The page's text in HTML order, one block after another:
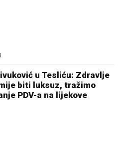
u Tesliću: Zdravlje
biti luksuz, tražimo
PDV-a na lijekove